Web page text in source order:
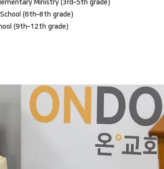
Ministry (3rd–5th grade)
(6th–8th grade)
(9th–12th grade)